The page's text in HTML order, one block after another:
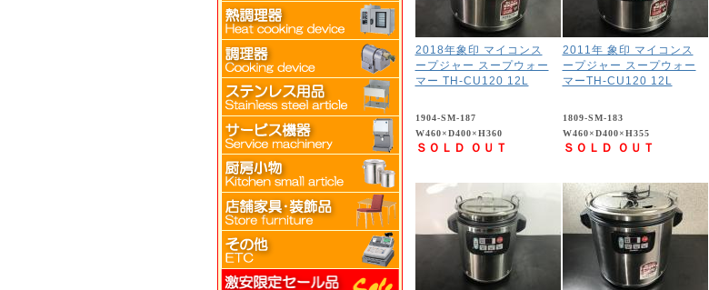
2018年象印 マイコンス
ープジャー スープウォー
マー TH-CU120 12L
1904-SM-187
W460×D400×H360
ＳＯＬＤ ＯＵＴ
2011年 象印 マイコンス
ープジャー スープウォー
マーTH-CU120 12L
1809-SM-183
W460×D400×H355
ＳＯＬＤ ＯＵＴ